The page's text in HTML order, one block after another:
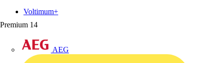
Premium 14
AEG
Voltimum+